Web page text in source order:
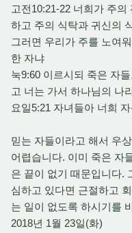
고전10:21-22 너희가 주
하고 주의 식탁과 귀신의
그러면 우리가 주를 노여
한 자냐
눅9:60 이르시되 죽은 자
고 너는 가서 하나님의 나
요일5:21 자녀들아 너희
믿는 자들이라고 해서 우
어렵습니다. 이미 죽은 자
은 끝이 없기 때문입니다.
심하고 있다면 근절하고
는 일이 없도록 하시기를
2018년 1월 23일(화)